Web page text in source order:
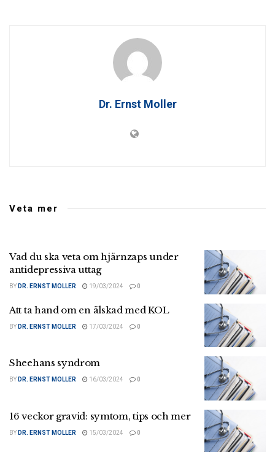
Dr. Ernst Moller
Veta mer
Vad du ska veta om hjärnzaps under
antidepressiva uttag
BY DR. ERNST MOLLER 19/03/2024 0
Att ta hand om en älskad med KOL
BY DR. ERNST MOLLER 17/03/2024 0
Sheehans syndrom
BY DR. ERNST MOLLER 16/03/2024 0
16 veckor gravid: symtom, tips och mer
BY DR. ERNST MOLLER 15/03/2024 0